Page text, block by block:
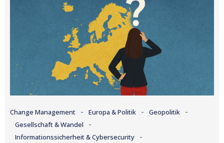
Change Management - Europa & Politik - Geopolitik -
Gesellschaft & Wandel -
Informationssicherheit & Cybersecurity -